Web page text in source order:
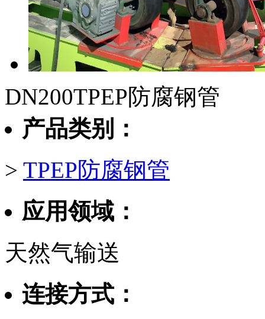
DN200TPEP防腐钢管
产品类别：
> TPEP防腐钢管
应用领域：
天然气输送
连接方式：